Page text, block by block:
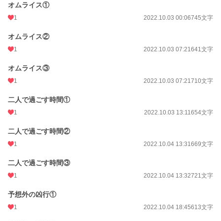
オムライス①
1 2022.10.03 00:06745文字
オムライス②
1 2022.10.03 07:21641文字
オムライス③
1 2022.10.03 07:21710文字
二人で過ごす時間①
1 2022.10.03 13:11654文字
二人で過ごす時間②
1 2022.10.04 13:31669文字
二人で過ごす時間③
1 2022.10.04 13:32721文字
予想外の凶行①
1 2022.10.04 18:45613文字